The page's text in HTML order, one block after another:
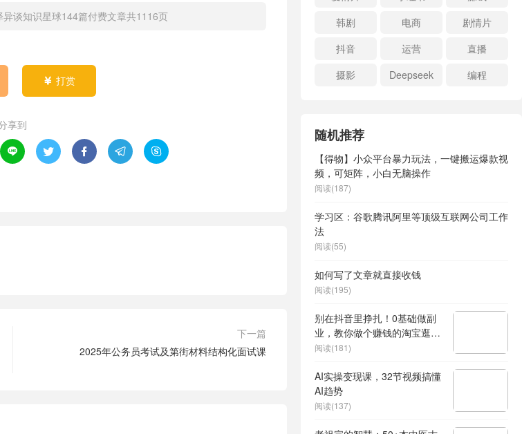
异谈知识星球144篇付费文章共1116页
 打赏
享到
    
下一篇
2025年公务员考试及第街材料结构化面试课
韩剧
电商
剧情片
抖音
运营
直播
摄影
Deepseek 编程
随机推荐
【得物】小众平台暴力玩法，一键搬运爆款视
频，可矩阵，小白无脑操作
阅读(187)
学习区：谷歌腾讯阿里等顶级互联网公司工作
法
阅读(55)
如何写了文章就直接收钱
阅读(195)
别在抖音里挣扎！0基础做副
业，教你做个赚钱的淘宝逛逛
号
阅读(181)
AI实操变现课，32节视频搞懂
AI趋势
阅读(137)